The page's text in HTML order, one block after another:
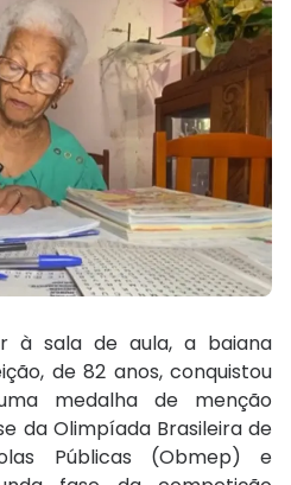
à sala de aula, a baiana
de 82 anos, conquistou
medalha de menção
da Olimpíada Brasileira de
Públicas (Obmep) e